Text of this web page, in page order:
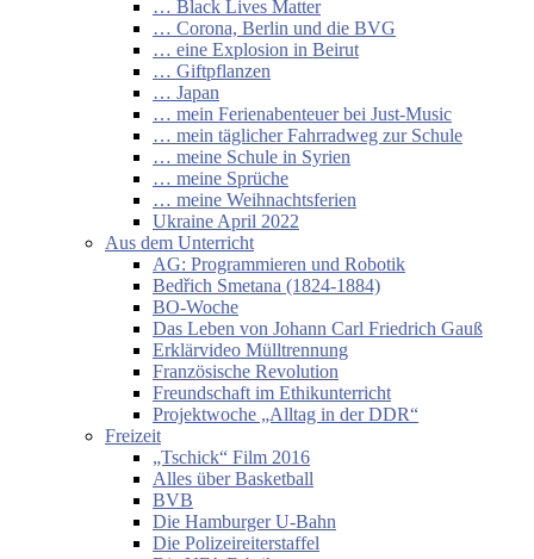
… Black Lives Matter
… Corona, Berlin und die BVG
… eine Explosion in Beirut
… Giftpflanzen
… Japan
… mein Ferienabenteuer bei Just-Music
… mein täglicher Fahrradweg zur Schule
… meine Schule in Syrien
… meine Sprüche
… meine Weihnachtsferien
Ukraine April 2022
Aus dem Unterricht
AG: Programmieren und Robotik
Bedřich Smetana (1824-1884)
BO-Woche
Das Leben von Johann Carl Friedrich Gauß
Erklärvideo Mülltrennung
Französische Revolution
Freundschaft im Ethikunterricht
Projektwoche „Alltag in der DDR“
Freizeit
„Tschick“ Film 2016
Alles über Basketball
BVB
Die Hamburger U-Bahn
Die Polizeireiterstaffel